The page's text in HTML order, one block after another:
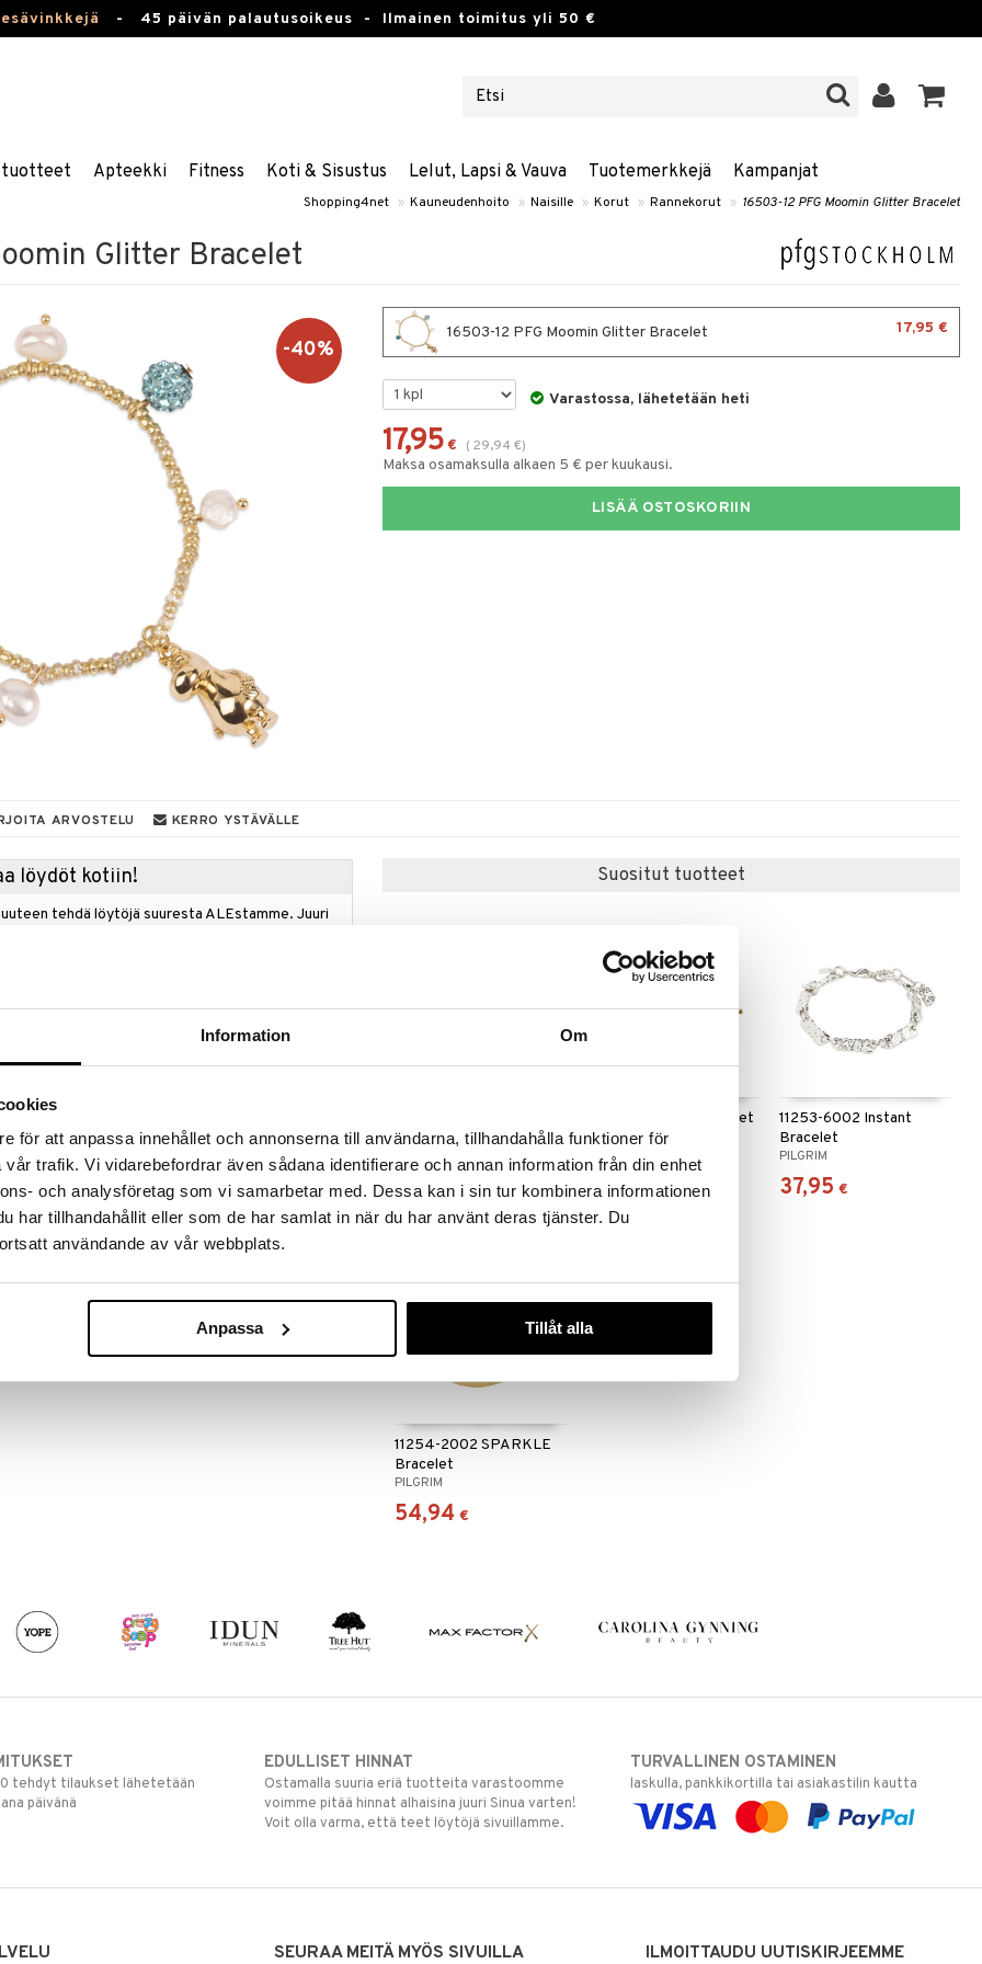
Information Om
för att anpassa innehållet och annonserna till användarna, tillhandahålla funktioner för
trafik. Vi vidarebefordrar även sådana identifierare och annan information från din enhet
och analysföretag som vi samarbetar med. Dessa kan i sin tur kombinera informationen
har tillhandahållit eller som de har samlat in när du har använt deras tjänster. Du
användande av vår webbplats.
Anpassa Tillåt alla
- 45 päivän palautusoikeus - Ilmainen toimitus yli 50 €
Apteekki Fitness Koti & Sisustus Lelut, Lapsi & Vauva Tuotemerkkejä Kampanjat
Shopping4net » Kauneudenhoito » Naisille » Korut » Rannekorut » 16503-12 PFG Moomin Glitter Bracelet
Glitter Bracelet
-40%
16503-12 PFG Moomin Glitter Bracelet 17,95 €
Varastossa, lähetetään heti
17,95 € ( 29,94 €)
Maksa osamaksulla alkaen 5 € per kuukausi.
LISÄÄ OSTOSKORIIN
ARVOSTELU KERRO YSTÄVÄLLE
löydöt kotiin!
tehdä löytöjä suuresta ALEstamme. Juuri
ale-löydöt »
lasihelmin, kahdella turkosinvärisellä
makeanvedenhelmi sekä käsinmaalattu
Suositut tuotteet
Saatavana useana
9,95 €
10261-2002 Air Bracelet
PILGRIM
39,95 €
11253-6002 Instant
Bracelet
PILGRIM
37,95 €
11254-2002 SPARKLE
Bracelet
PILGRIM
54,94 €
tehdyt tilaukset lähetetään
päivänä
EDULLISET HINNAT
Ostamalla suuria eriä tuotteita varastoomme
voimme pitää hinnat alhaisina juuri Sinua varten!
Voit olla varma, että teet löytöjä sivuillamme.
TURVALLINEN OSTAMINEN
laskulla, pankkikortilla tai asiakastilin kautta
SEURAA MEITÄ MYÖS SIVUILLA ILMOITTAUDU UUTISKIRJEEMME